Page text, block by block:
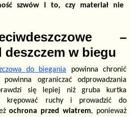
szwów i to, czy materiał nie
–
w biegu
do biegania powinna chronić
ograniczać odprowadzania
się lepiej niż gruba kurtka
krępować ruchy i prowadzić do
ochrona przed wiatrem, ponieważ